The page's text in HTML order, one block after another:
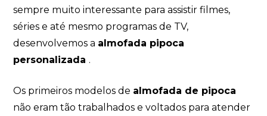
sempre muito interessante para assistir filmes,
séries e até mesmo programas de TV,
desenvolvemos a almofada pipoca
personalizada .
Os primeiros modelos de almofada de pipoca
não eram tão trabalhados e voltados para atender